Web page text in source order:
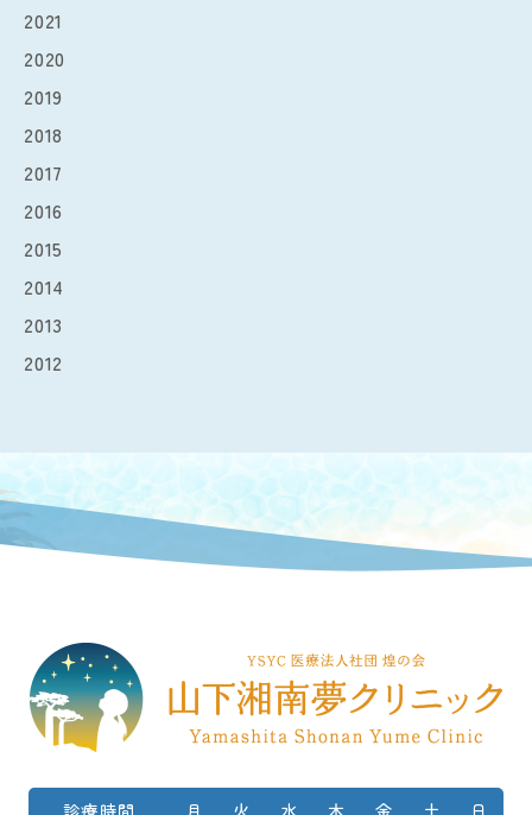
2021
2020
2019
2018
2017
2016
2015
2014
2013
2012
診療時間 月 火 水 木 金 土 日